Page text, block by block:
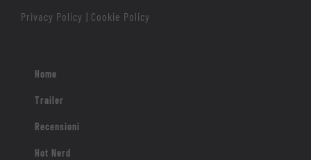
Privacy Policy Cookie Policy
Home
Trailer
Recensioni
Hot Nerd